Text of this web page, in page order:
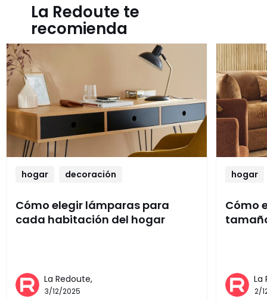
La Redoute te
recomienda
hogar decoración
Cómo elegir lámparas para
cada habitación del hogar
La Redoute,
3/12/2025
hogar
Cómo
La
2/